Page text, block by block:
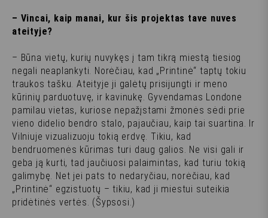
– Vincai, kaip manai, kur šis projektas tave nuves
ateityje?
– Būna vietų, kurių nuvykęs į tam tikrą miestą tiesiog
negali neaplankyti. Norėčiau, kad „Printinė“ taptų tokiu
traukos tašku. Ateityje ji galėtų prisijungti ir meno
kūrinių parduotuvę, ir kavinukę. Gyvendamas Londone
pamilau vietas, kuriose nepažįstami žmonės sėdi prie
vieno didelio bendro stalo, pajaučiau, kaip tai suartina. Ir
Vilniuje vizualizuoju tokią erdvę. Tikiu, kad
bendruomenės kūrimas turi daug galios. Ne visi gali ir
geba ją kurti, tad jaučiuosi palaimintas, kad turiu tokią
galimybę. Net jei pats to nedaryčiau, norėčiau, kad
„Printinė“ egzistuotų – tikiu, kad ji miestui suteikia
pridėtinės vertės. (Šypsosi.)